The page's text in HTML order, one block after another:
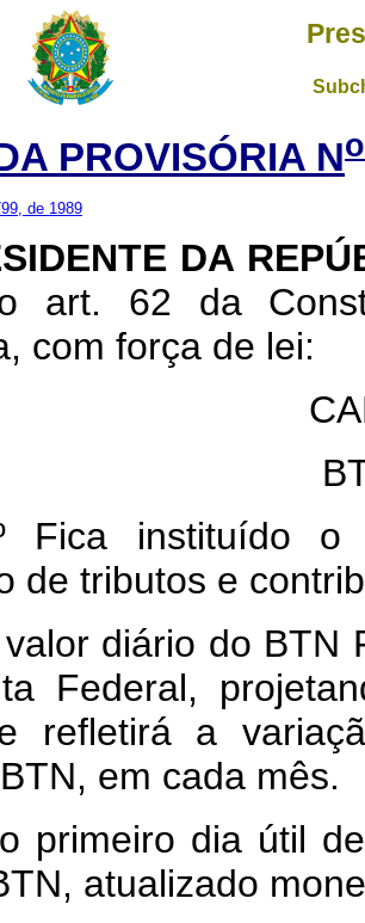
PROVISÓRIA No
de 1989
DA
art. 62 da
com força de lei:
Fica instituído o
de tributos e
valor diário do BTN
Federal,
refletirá a
em cada mês.
primeiro dia útil
atualizado